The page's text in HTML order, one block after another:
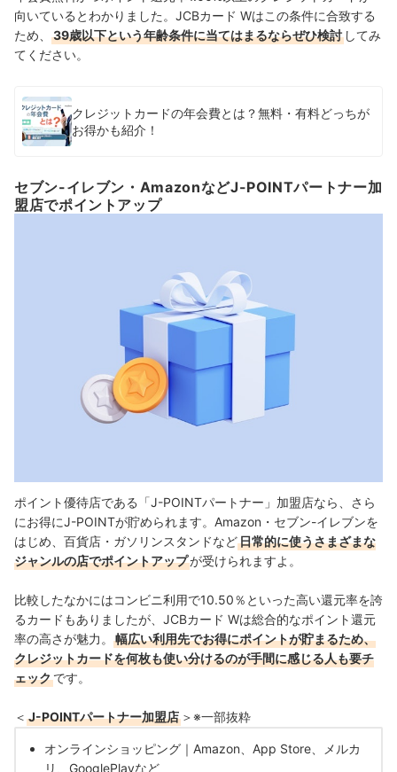
向いているとわかりました。JCBカード Wはこの条件に合致する
ため、
39歳以下という年齢条件に当てはまるならぜひ検討 してみ
てください。
クレジットカードの年会費とは？無料・有料どっちが
お得かも紹介！
セブン-イレブン・AmazonなどJ-POINTパートナー加
盟店でポイントアップ
ポイント優待店である「J-POINTパートナー」加盟店なら、さら
にお得にJ-POINTが貯められます。Amazon・セブン-イレブンを
はじめ、百貨店・ガソリンスタンドなど日常的に使うさまざまな
ジャンルの店でポイントアップが受けられますよ。
比較したなかにはコンビニ利用で10.50％といった高い還元率を誇
るカードもありましたが、JCBカード Wは総合的なポイント還元
率の高さが魅力。
幅広い利用先でお得にポイントが貯まるため、
クレジットカードを何枚も使い分けるのが手間に感じる人も要チ
ェックです。
＜ J-POINTパートナー加盟店 ＞※一部抜粋
オンラインショッピング｜Amazon、App Store、メルカ
リ、GooglePlayなど